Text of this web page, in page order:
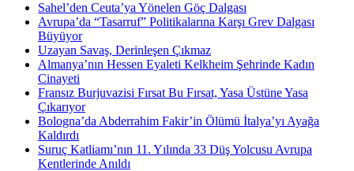
Sahel’den Ceuta’ya Yönelen Göç Dalgası
Avrupa’da “Tasarruf” Politikalarına Karşı Grev Dalgası
Büyüyor
Uzayan Savaş, Derinleşen Çıkmaz
Almanya’nın Hessen Eyaleti Kelkheim Şehrinde Kadın
Cinayeti
Fransız Burjuvazisi Fırsat Bu Fırsat, Yasa Üstüne Yasa
Çıkarıyor
Bologna’da Abderrahim Fakir’in Ölümü İtalya’yı Ayağa
Kaldırdı
Suruç Katliamı’nın 11. Yılında 33 Düş Yolcusu Avrupa
Kentlerinde Anıldı